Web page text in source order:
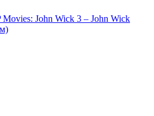
John Wick 3 – John Wick